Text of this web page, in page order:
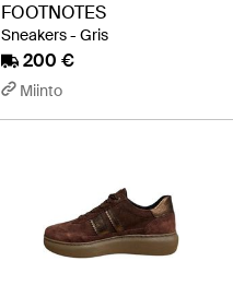
FOOTNOTES
Sneakers - Gris
200 €
Miinto